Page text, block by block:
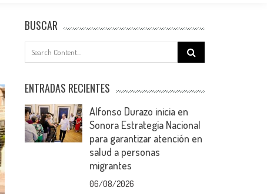
BUSCAR
Search
for:
ENTRADAS RECIENTES
Alfonso Durazo inicia en
Sonora Estrategia Nacional
para garantizar atención en
salud a personas
migrantes
06/08/2026